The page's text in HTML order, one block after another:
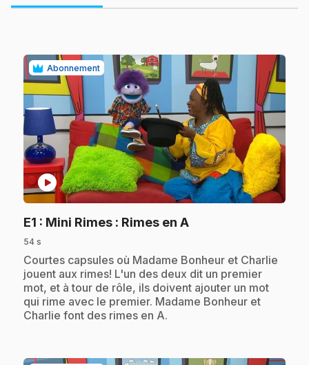
Abonnement
play_circle
E1 : Mini Rimes : Rimes en A
54 s
.Courtes capsules où Madame Bonheur et Charlie
jouent aux rimes! L'un des deux dit un premier
mot, et à tour de rôle, ils doivent ajouter un mot
qui rime avec le premier. Madame Bonheur et
Charlie font des rimes en A.